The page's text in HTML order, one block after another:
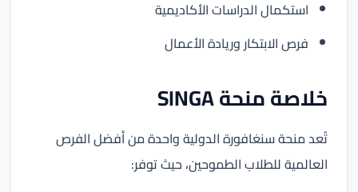
استكمال الدراسات الأكاديمية
فرص الابتكار وريادة الأعمال
خلاصة منحة SINGA
تُعد منحة سنغافورة الدولية واحدة من أفضل الفرص
العالمية للطلاب الطموحين، حيث توفر: